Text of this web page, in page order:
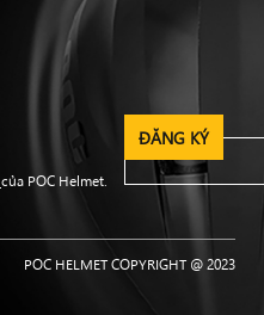
ĐĂNG KÝ
của POC Helmet.
POC HELMET COPYRIGHT @ 2023